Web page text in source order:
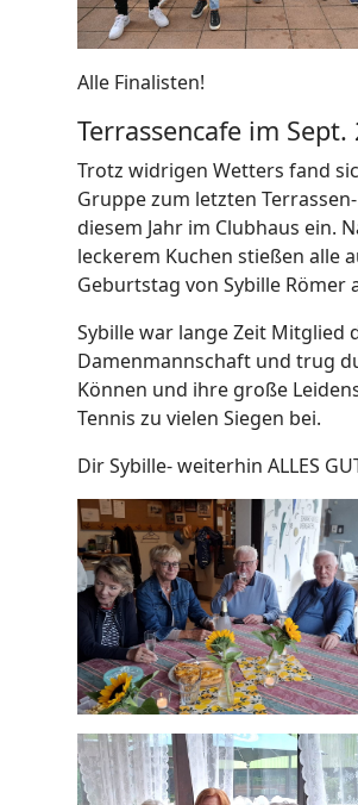
Alle Finalisten!
Terrassencafe im Sept.
Trotz widrigen Wetters fand
Gruppe zum letzten
diesem Jahr im Clubhaus ein.
leckerem Kuchen stießen alle
Geburtstag von Sybille Römer
Sybille war lange Zeit Mitglied
Damenmannschaft und trug
Können und ihre große
Tennis zu vielen Siegen bei.
Dir Sybille- weiterhin ALLES